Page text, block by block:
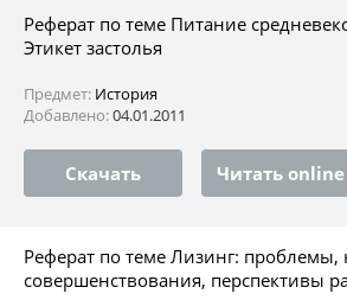
Реферат по теме Питание
Этикет застолья
Предмет: История
Добавлено:04.01.2011
Скачать Читать online
Реферат по теме Лизинг: проблемы,
совершенствования, перспективы